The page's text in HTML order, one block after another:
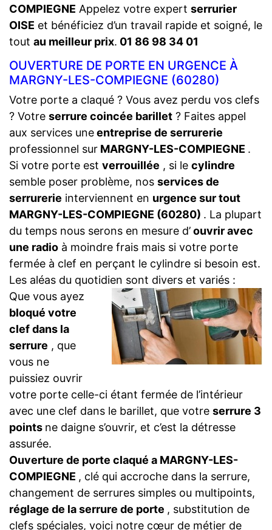
COMPIEGNE Appelez votre expert serrurier
OISE et bénéficiez d’un travail rapide et soigné, le
tout au meilleur prix. 01 86 98 34 01
OUVERTURE DE PORTE EN URGENCE À
MARGNY-LES-COMPIEGNE (60280)
Votre porte a claqué ? Vous avez perdu vos clefs
? Votre serrure coincée barillet ? Faites appel
aux services uneentreprise de serrurerie
professionnel sur MARGNY-LES-COMPIEGNE .
Si votre porte est verrouillée , si le cylindre
semble poser problème, nos services de
serrurerie interviennent en urgence sur tout
MARGNY-LES-COMPIEGNE (60280) . La plupart
du temps nous serons en mesure d’ouvrir avec
une radio à moindre frais mais si votre porte
fermée à clef en perçant le cylindre si besoin est.
Les aléas du quotidien sont divers et variés :
Que vous ayez
bloqué votre
clef dans la
serrure , que
vous ne
puissiez ouvrir
votre porte celle-ci étant fermée de l’intérieur
avec une clef dans le barillet, que votre serrure 3
points ne daigne s’ouvrir, et c’est la détresse
assurée.
Ouverture de porte claqué a MARGNY-LES-
COMPIEGNE , clé qui accroche dans la serrure,
changement de serrures simples ou multipoints,
réglage de la serrure de porte , substitution de
clefs spéciales, voici notre cœur de métier de